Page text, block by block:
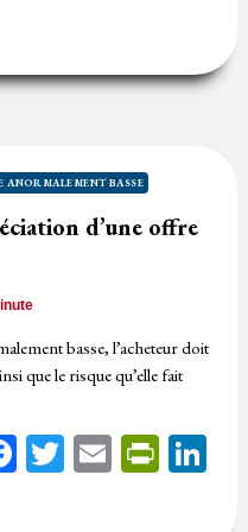
ANORMALEMENT BASSE
d’une offre
basse, l’acheteur doit
que le risque qu’elle fait
Facebook
Twitter
Email